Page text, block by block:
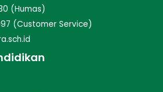
(Humas)
(Customer Service)